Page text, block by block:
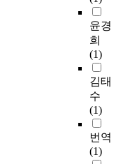
윤경
희
(1)
김태
수
(1)
번역
(1)